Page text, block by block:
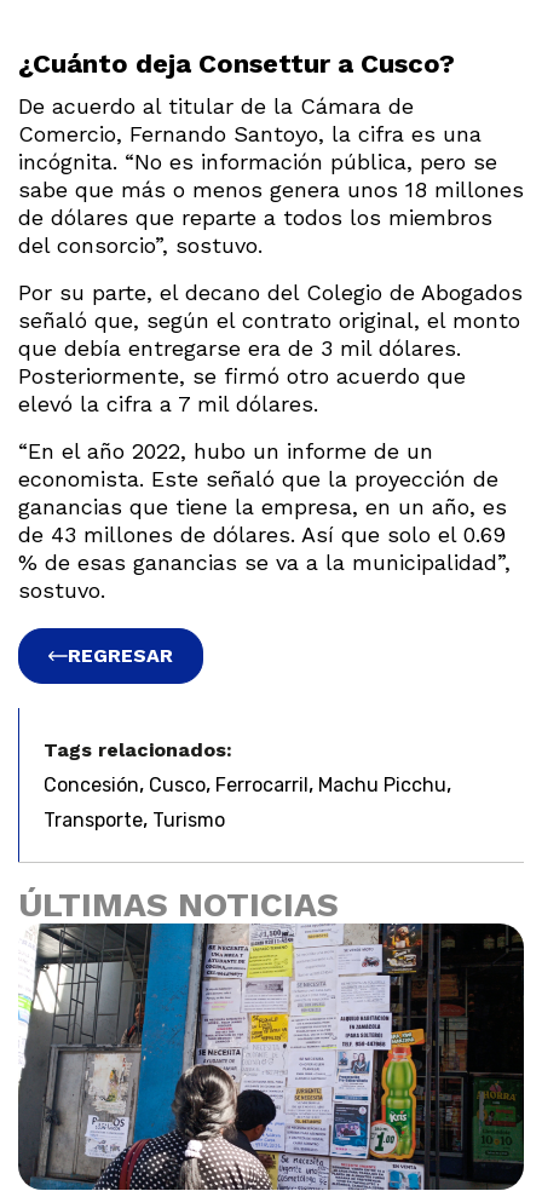
¿Cuánto deja Consettur a Cusco?
De acuerdo al titular de la Cámara de
Comercio, Fernando Santoyo, la cifra es una
incógnita. “No es información pública, pero se
sabe que más o menos genera unos 18 millones
de dólares que reparte a todos los miembros
del consorcio”, sostuvo.
Por su parte, el decano del Colegio de Abogados
señaló que, según el contrato original, el monto
que debía entregarse era de 3 mil dólares.
Posteriormente, se firmó otro acuerdo que
elevó la cifra a 7 mil dólares.
“En el año 2022, hubo un informe de un
economista. Este señaló que la proyección de
ganancias que tiene la empresa, en un año, es
de 43 millones de dólares. Así que solo el 0.69
% de esas ganancias se va a la municipalidad”,
sostuvo.
REGRESAR
Tags relacionados:
Concesión, Cusco, Ferrocarril, Machu Picchu,
Transporte, Turismo
ÚLTIMAS NOTICIAS